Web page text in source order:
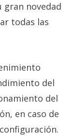
gran novedad
todas las
del
del
en caso de